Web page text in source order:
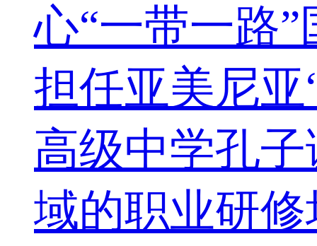
心“一带一路
担任亚美尼
高级中学孔
域的职业研